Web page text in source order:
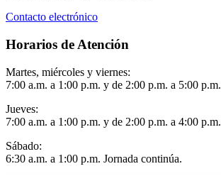
Contacto electrónico
Horarios de Atención
Martes, miércoles y viernes:
7:00 a.m. a 1:00 p.m. y de 2:00 p.m. a 5:00 p.m.
Jueves:
7:00 a.m. a 1:00 p.m. y de 2:00 p.m. a 4:00 p.m.
Sábado:
6:30 a.m. a 1:00 p.m. Jornada continúa.